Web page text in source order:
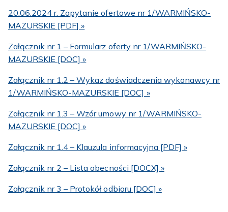
20.06.2024 r. Zapytanie ofertowe nr 1/WARMIŃSKO-
MAZURSKIE [PDF] »
Załącznik nr 1 – Formularz oferty nr 1/WARMIŃSKO-
MAZURSKIE [DOC] »
Załącznik nr 1.2 – Wykaz doświadczenia wykonawcy nr
1/WARMIŃSKO-MAZURSKIE [DOC] »
Załącznik nr 1.3 – Wzór umowy nr 1/WARMIŃSKO-
MAZURSKIE [DOC] »
Załącznik nr 1.4 – Klauzula informacyjna [PDF] »
Załącznik nr 2 – Lista obecności [DOCX] »
Załącznik nr 3 – Protokół odbioru [DOC] »